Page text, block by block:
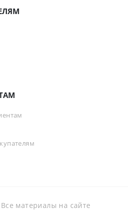
материалы на сайте